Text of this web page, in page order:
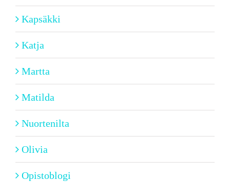
Kapsäkki
Katja
Martta
Matilda
Nuortenilta
Olivia
Opistoblogi